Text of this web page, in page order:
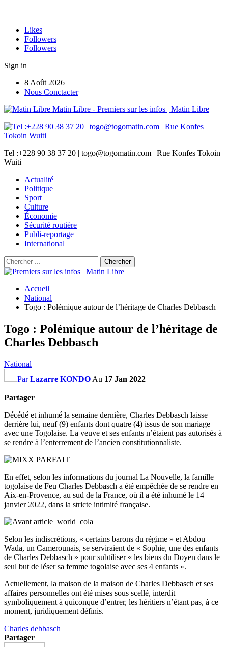
Likes
Followers
Followers
Sign in
8 Août 2026
Nous Conctacter
Matin Libre - Premiers sur les infos | Matin Libre
Tel :+228 90 38 37 20 | togo@togomatin.com | Rue Konfes Tokoin
Wuiti
Actualité
Politique
Sport
Culture
Économie
Sécurité routière
Publi-reportage
International
Accueil
National
Togo : Polémique autour de l’héritage de Charles Debbasch
Togo : Polémique autour de l’héritage de
Charles Debbasch
National
ParLazarre KONDO Au 17 Jan 2022
Partager
Décédé et inhumé la semaine dernière, Charles Debbasch laisse
derrière lui, neuf (9) enfants dont quatre (4) issus de son mariage
avec une Togolaise. La veuve et ses enfants n’étaient pas autorisés à
se rendre à l’enterrement de l’ancien constitutionnaliste.
En effet, selon les informations du journal La Nouvelle, la famille
togolaise de Feu Charles Debbasch a été empêchée de se rendre en
Aix-en-Provence, au sud de la France, où il a été inhumé le 14
janvier 2022, dans la stricte intimité française.
Selon les indiscrétions, « certains barons du régime » et Abdou
Wada, un Camerounais, se serviraient de « Sophie, une des enfants
de Charles Debbasch » pour subtiliser « les biens du Doyen dans le
seul but de léser sa femme togolaise avec ses 4 enfants ».
Actuellement, la maison de la maison de Charles Debbasch et ses
affaires personnelles ont été mises sous scellé, interdit
symboliquement à quiconque d’entrer, les héritiers n’étant pas, à ce
moment, juridiquement définis.
Charles debbasch
Partager